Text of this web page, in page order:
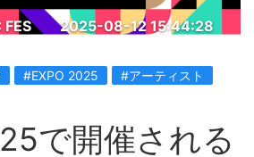
2025-08-12 15:44:28
#EXPO 2025 #アーティスト
で開催される